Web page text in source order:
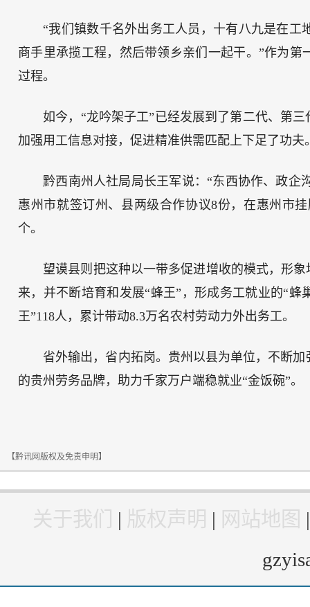
“我们镇数千名外出务工人员，十有八九是在
商手里承揽工程，然后带领乡亲们一起干。”作为
过程。
如今，“龙吟架子工”已经发展到了第二代、第
加强用工信息对接，促进精准供需匹配上下足了功夫
黔西南州人社局局长王军说：“东西协作、政企
惠州市就签订州、县两级合作协议8份，在惠州市
个。
望谟县则把这种以一带多促进增收的模式，形
来，并不断培育和发展“蜂王”，形成务工就业的“
王”118人，累计带动8.3万名农村劳动力外出务工。
省外输出，省内拓岗。贵州以县为单位，不断
的贵州劳务品牌，助力千家万户端稳就业“金饭碗”。
【黔讯网版权及免责申明】
关于我们 | 版权声明 | 网站地图